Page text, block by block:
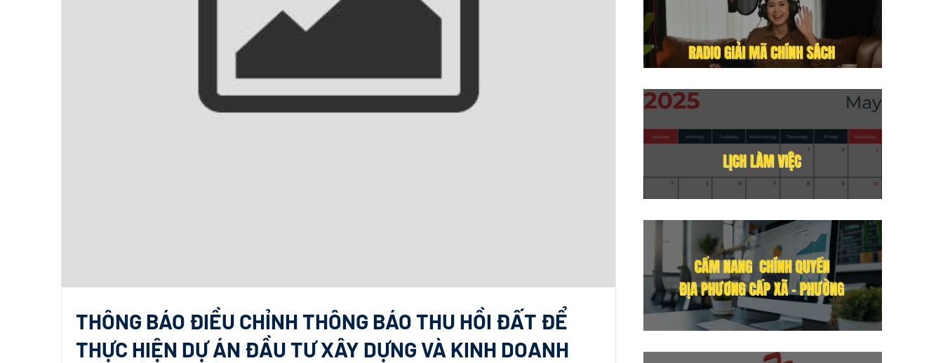
THÔNG BÁO ĐIỀU CHỈNH THÔNG BÁO THU HỒI ĐẤT ĐỂ
THỰC HIỆN DỰ ÁN ĐẦU TƯ XÂY DỰNG VÀ KINH DOANH